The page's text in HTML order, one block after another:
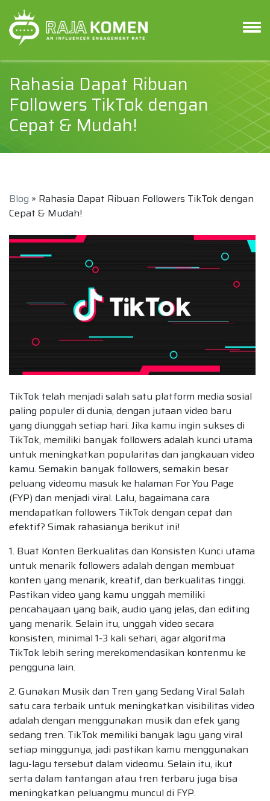
Rahasia Dapat Ribuan
Followers TikTok dengan
Cepat & Mudah!
Blog » Rahasia Dapat Ribuan Followers TikTok dengan
Cepat & Mudah!
TikTok telah menjadi salah satu platform media sosial
paling populer di dunia, dengan jutaan video baru
yang diunggah setiap hari. Jika kamu ingin sukses di
TikTok, memiliki banyak followers adalah kunci utama
untuk meningkatkan popularitas dan jangkauan video
kamu. Semakin banyak followers, semakin besar
peluang videomu masuk ke halaman For You Page
(FYP) dan menjadi viral. Lalu, bagaimana cara
mendapatkan followers TikTok dengan cepat dan
efektif? Simak rahasianya berikut ini!
1. Buat Konten Berkualitas dan Konsisten Kunci utama
untuk menarik followers adalah dengan membuat
konten yang menarik, kreatif, dan berkualitas tinggi.
Pastikan video yang kamu unggah memiliki
pencahayaan yang baik, audio yang jelas, dan editing
yang menarik. Selain itu, unggah video secara
konsisten, minimal 1-3 kali sehari, agar algoritma
TikTok lebih sering merekomendasikan kontenmu ke
pengguna lain.
2. Gunakan Musik dan Tren yang Sedang Viral Salah
satu cara terbaik untuk meningkatkan visibilitas video
adalah dengan menggunakan musik dan efek yang
sedang tren. TikTok memiliki banyak lagu yang viral
setiap minggunya, jadi pastikan kamu menggunakan
lagu-lagu tersebut dalam videomu. Selain itu, ikut
serta dalam tantangan atau tren terbaru juga bisa
meningkatkan peluangmu muncul di FYP.